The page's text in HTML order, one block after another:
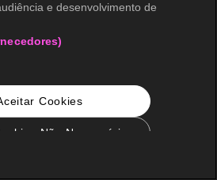
e desenvolvimento de
Cookies
Não Necessários